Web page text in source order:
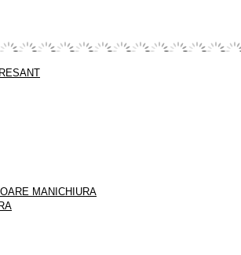
MANICHIURA